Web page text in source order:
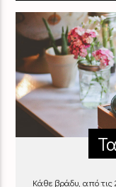
Κάθε βράδυ, από τις